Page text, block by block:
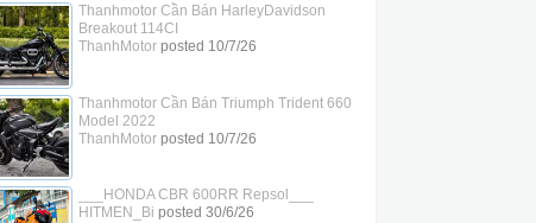
Thanhmotor Cần Bán HarleyDavidson
Breakout 114CI
ThanhMotorposted 10/7/26
Thanhmotor Cần Bán Triumph Trident 660
Model 2022
ThanhMotorposted 10/7/26
___HONDA CBR 600RR Repsol___
HITMEN_Bi posted 30/6/26